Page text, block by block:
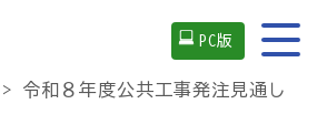
PC版
> 令和８年度公共工事発注見通し